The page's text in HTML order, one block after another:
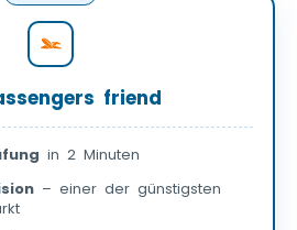
friend
in 2 Minuten
– einer der günstigsten